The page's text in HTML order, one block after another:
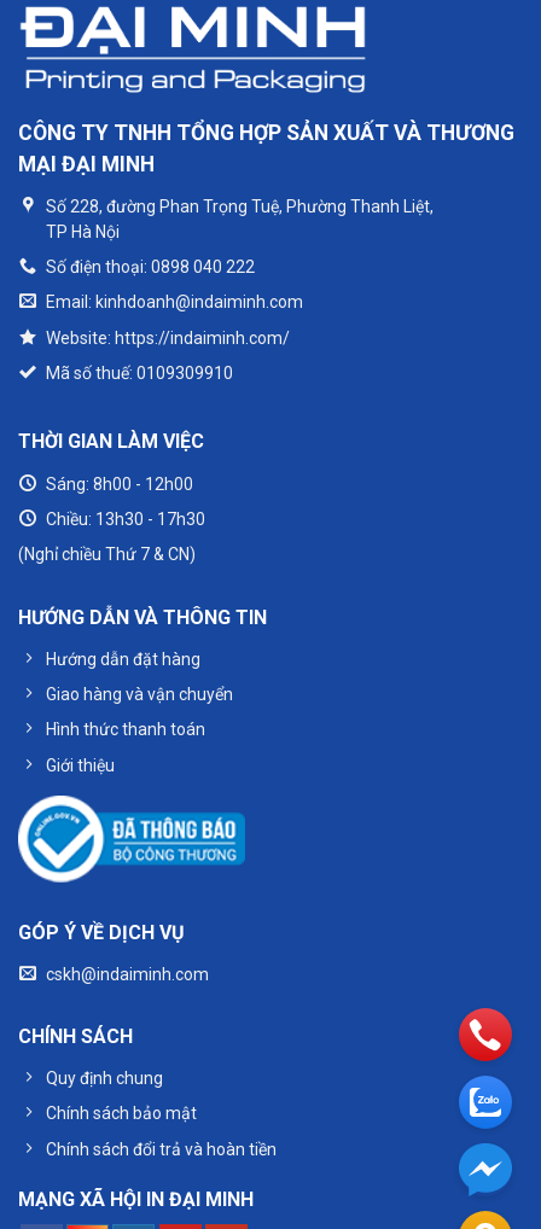
CÔNG TY TNHH TỔNG HỢP SẢN XUẤT VÀ THƯƠNG
MẠI ĐẠI MINH
Số 228, đường Phan Trọng Tuệ, Phường Thanh Liệt,
TP Hà Nội
Số điện thoại: 0898 040 222
Email: kinhdoanh@indaiminh.com
Website: https://indaiminh.com/
Mã số thuế: 0109309910
THỜI GIAN LÀM VIỆC
Sáng: 8h00 - 12h00
Chiều: 13h30 - 17h30
(Nghỉ chiều Thứ 7 & CN)
HƯỚNG DẪN VÀ THÔNG TIN
Hướng dẫn đặt hàng
Giao hàng và vận chuyển
Hình thức thanh toán
Giới thiệu
GÓP Ý VỀ DỊCH VỤ
cskh@indaiminh.com
CHÍNH SÁCH
Quy định chung
Chính sách bảo mật
Chính sách đổi trả và hoàn tiền
MẠNG XÃ HỘI IN ĐẠI MINH